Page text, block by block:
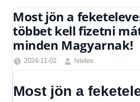
Most jön a
többet kell fizetni
minden Magyarnak!
2024-11-02
hiteles
Friss
Gazdaság ,
Most jön a